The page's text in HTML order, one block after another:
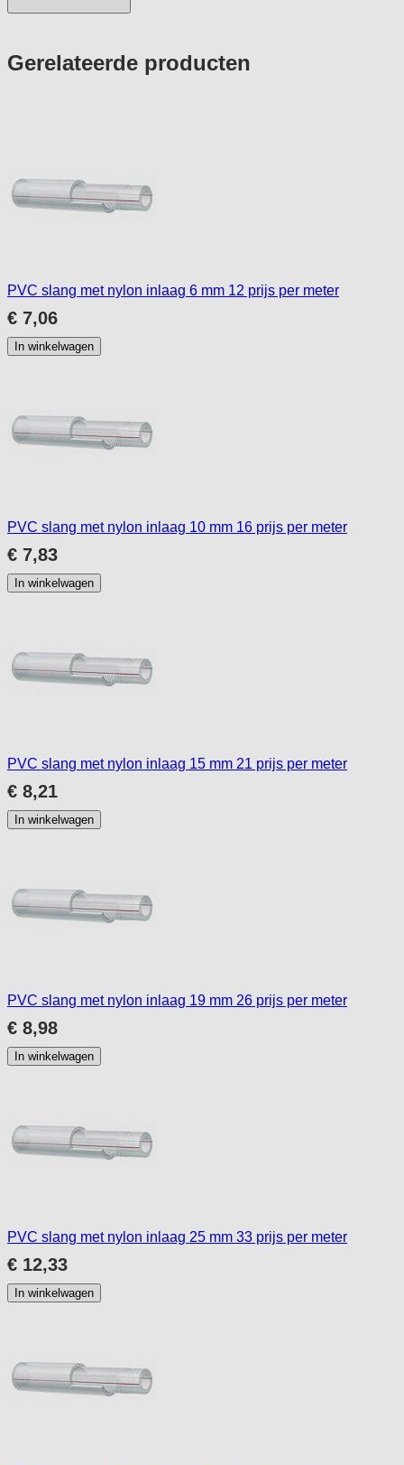
Press
Gerelateerde producten
PVC slang met nylon inlaag 6 mm 12 prijs per meter
€ 7,06
In winkelwagen
PVC slang met nylon inlaag 10 mm 16 prijs per meter
€ 7,83
In winkelwagen
PVC slang met nylon inlaag 15 mm 21 prijs per meter
€ 8,21
In winkelwagen
PVC slang met nylon inlaag 19 mm 26 prijs per meter
€ 8,98
In winkelwagen
PVC slang met nylon inlaag 25 mm 33 prijs per meter
€ 12,33
In winkelwagen